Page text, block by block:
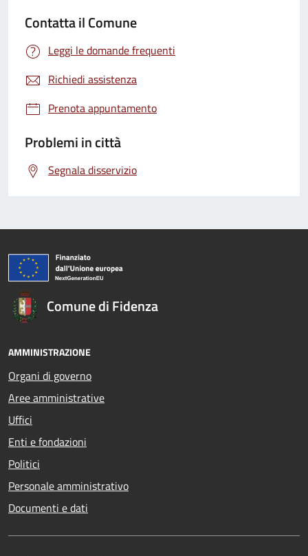
Contatta il Comune
Leggi le domande frequenti
Richiedi assistenza
Prenota appuntamento
Problemi in città
Segnala disservizio
Comune di Fidenza
AMMINISTRAZIONE
Organi di governo
Aree amministrative
Uffici
Enti e fondazioni
Politici
Personale amministrativo
Documenti e dati